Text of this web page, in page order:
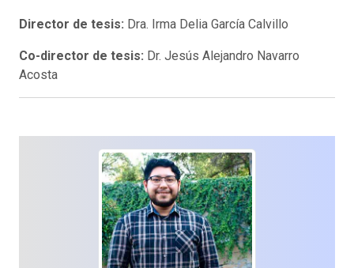
Director de tesis: Dra. Irma Delia García Calvillo
Co-director de tesis: Dr. Jesús Alejandro Navarro
Acosta